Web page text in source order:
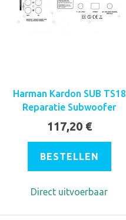
Harman Kardon SUB TS18
Reparatie Subwoofer
117,20 €
BESTELLEN
Direct uitvoerbaar